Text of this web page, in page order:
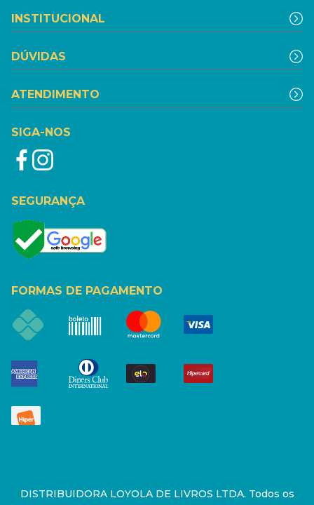
INSTITUCIONAL
DÚVIDAS
ATENDIMENTO
SIGA-NOS
SEGURANÇA
FORMAS DE PAGAMENTO
DISTRIBUIDORA LOYOLA DE LIVROS LTDA. Todos os